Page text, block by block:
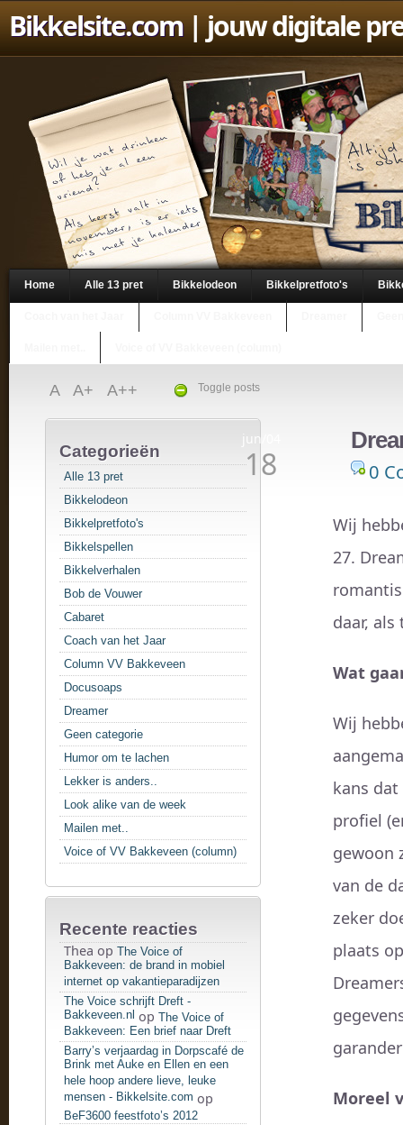
Bikkelsite.com| jouw digitale
Home Alle 13 pret Bikkelodeon Bikkelpretfoto's
Toggle posts
A A+ A++
Categorieën
Alle 13 pret
Bikkelodeon
Bikkelpretfoto's
Bikkelspellen
Bikkelverhalen
Bob de Vouwer
Cabaret
Coach van het Jaar
Column VV Bakkeveen
Docusoaps
Dreamer
Geen categorie
Humor om te lachen
Lekker is anders..
Look alike van de week
Mailen met..
Voice of VV Bakkeveen (column)
Recente reacties
Thea op The Voice of
Bakkeveen: de brand in mobiel
internet op vakantieparadijzen
The Voice schrijft Dreft -
Bakkeveen.nl op The Voice of
Bakkeveen: Een brief naar Dreft
Barry’s verjaardag in Dorpscafé de
Brink met Auke en Ellen en een
hele hoop andere lieve, leuke
mensen - Bikkelsite.com op
BeF3600 feestfoto’s 2012
jun/04
18 0
Wij
27.
daar,
Wat
Wij
kans
profiel
gewoon
van de
zeker
plaats
Moreel